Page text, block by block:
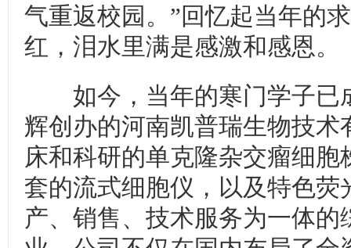
气重返校园。”回忆起当年的
红，泪水里满是感激和感恩。
如今，当年的寒门学子已
辉创办的河南凯普瑞生物技
床和科研的单克隆杂交瘤细
套的流式细胞仪，以及特色
产、销售、技术服务为一体